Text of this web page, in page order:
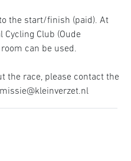
the start/finish (paid). At
Club (Oude
can be used.
the race, please contact the